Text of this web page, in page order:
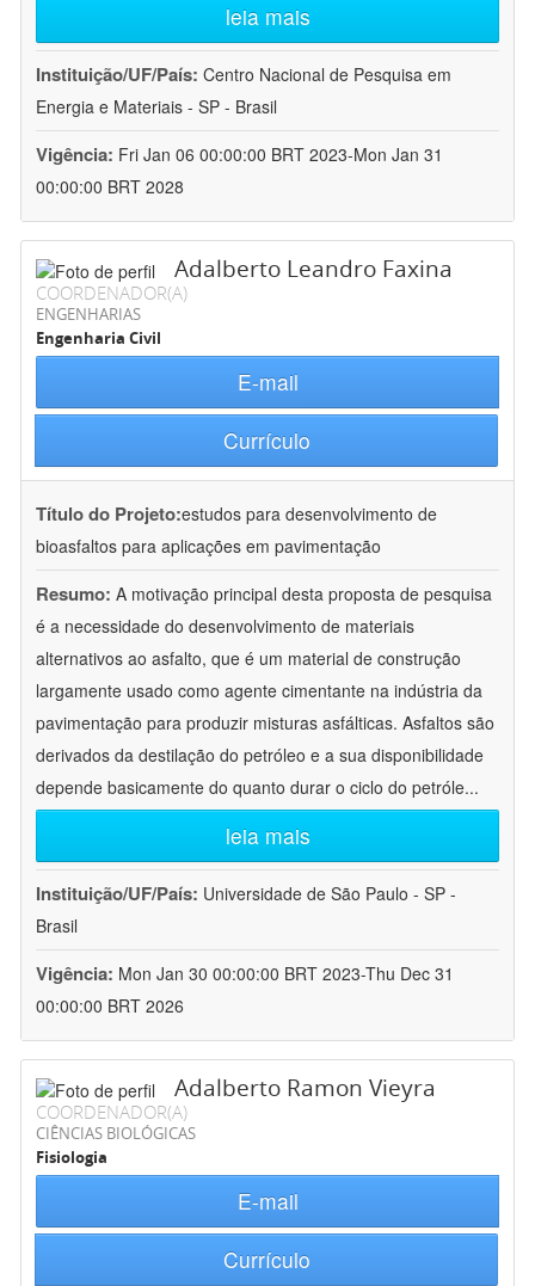
leia mais
Instituição/UF/País: Centro Nacional de Pesquisa em
Energia e Materiais - SP - Brasil
Vigência: Fri Jan 06 00:00:00 BRT 2023-Mon Jan 31
00:00:00 BRT 2028
Adalberto Leandro Faxina
COORDENADOR(A)
ENGENHARIAS
Engenharia Civil
E-mail
Currículo
Título do Projeto:estudos para desenvolvimento de
bioasfaltos para aplicações em pavimentação
Resumo: A motivação principal desta proposta de pesquisa
é a necessidade do desenvolvimento de materiais
alternativos ao asfalto, que é um material de construção
largamente usado como agente cimentante na indústria da
pavimentação para produzir misturas asfálticas. Asfaltos são
derivados da destilação do petróleo e a sua disponibilidade
depende basicamente do quanto durar o ciclo do petróle...
leia mais
Instituição/UF/País: Universidade de São Paulo - SP -
Brasil
Vigência: Mon Jan 30 00:00:00 BRT 2023-Thu Dec 31
00:00:00 BRT 2026
Adalberto Ramon Vieyra
COORDENADOR(A)
CIÊNCIAS BIOLÓGICAS
Fisiologia
E-mail
Currículo